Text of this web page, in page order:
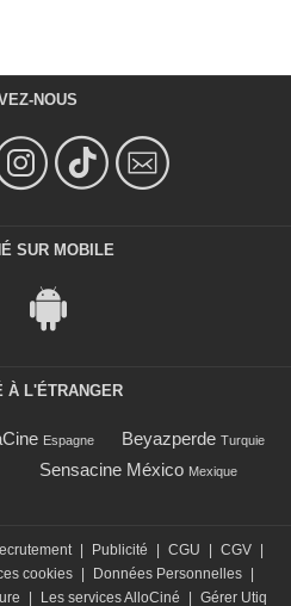
NOUS
SUR MOBILE
À L'ÉTRANGER
Espagne Beyazperde Turquie
Sensacine México Mexique
| Publicité | CGU | CGV |
cookies | Données Personnelles |
| Les services AlloCiné | Gérer Utiq